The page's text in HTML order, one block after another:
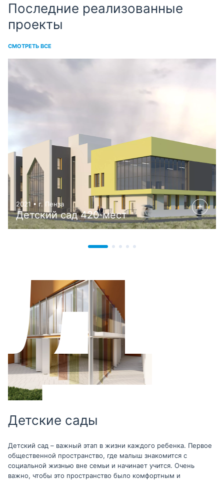
Последние реализованные
проекты
СМОТРЕТЬ ВСЕ
2021 • г. Пенза
Детский сад 420 мест
Детские сады
Детский сад – важный этап в жизни каждого ребенка. Первое
общественной пространство, где малыш знакомится с
социальной жизнью вне семьи и начинает учится. Очень
важно, чтобы это пространство было комфортным и